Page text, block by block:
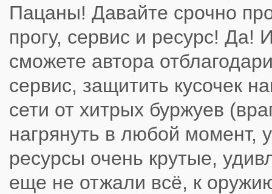
Пацаны! Давайте срочно
прогу, сервис и ресурс! Да!
сможете автора
сервис, защитить кусочек
сети от хитрых буржуев
нагрянуть в любой момент,
ресурсы очень крутые,
еще не отжали всё, к